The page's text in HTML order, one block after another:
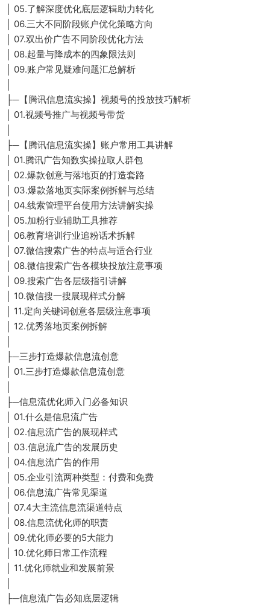
│ 05.了解深度优化底层逻辑助力转化
│ 06.三大不同阶段账户优化策略方向
│ 07.双出价广告不同阶段优化方法
│ 08.起量与降成本的四象限法则
│ 09.账户常见疑难问题汇总解析
├─【腾讯信息流实操】视频号的投放技巧解析
│ 01.视频号推广与视频号带货
├─【腾讯信息流实操】账户常用工具讲解
│ 01.腾讯广告知数实操拉取人群包
│ 02.爆款创意与落地页的打造套路
│ 03.爆款落地页实际案例拆解与总结
│ 04.线索管理平台使用方法讲解实操
│ 05.加粉行业辅助工具推荐
│ 06.教育培训行业追粉话术拆解
│ 07.微信搜索广告的特点与适合行业
│ 08.微信搜索广告各模块投放注意事项
│ 09.搜索广告各层级指引讲解
│ 10.微信搜一搜展现样式分解
│ 11.定向关键词创意各层级注意事项
│ 12.优秀落地页案例拆解
├─三步打造爆款信息流创意
│ 01.三步打造爆款信息流创意
├─信息流优化师入门必备知识
│ 01.什么是信息流广告
│ 02.信息流广告的展现样式
│ 03.信息流广告的发展历史
│ 04.信息流广告的作用
│ 05.企业引流两种类型：付费和免费
│ 06.信息流广告常见渠道
│ 07.4大主流信息流渠道特点
│ 08.信息流优化师的职责
│ 09.优化师必要的5大能力
│ 10.优化师日常工作流程
│ 11.优化师就业和发展前景
├─信息流广告必知底层逻辑